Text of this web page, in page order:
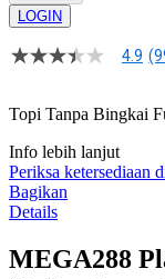
LOGIN
4.9
bintang,
rating
rata-
rata.
Read
13
Tautan
4.9
Topi Tanpa Bingkai
Info lebih lanjut
Periksa ketersediaan
Bagikan
Details
MEGA288